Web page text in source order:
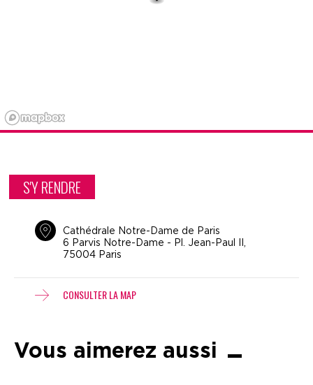
S'Y RENDRE
Cathédrale Notre-Dame de Paris
6 Parvis Notre-Dame - Pl. Jean-Paul II,
75004 Paris
CONSULTER LA MAP
Vous aimerez aussi